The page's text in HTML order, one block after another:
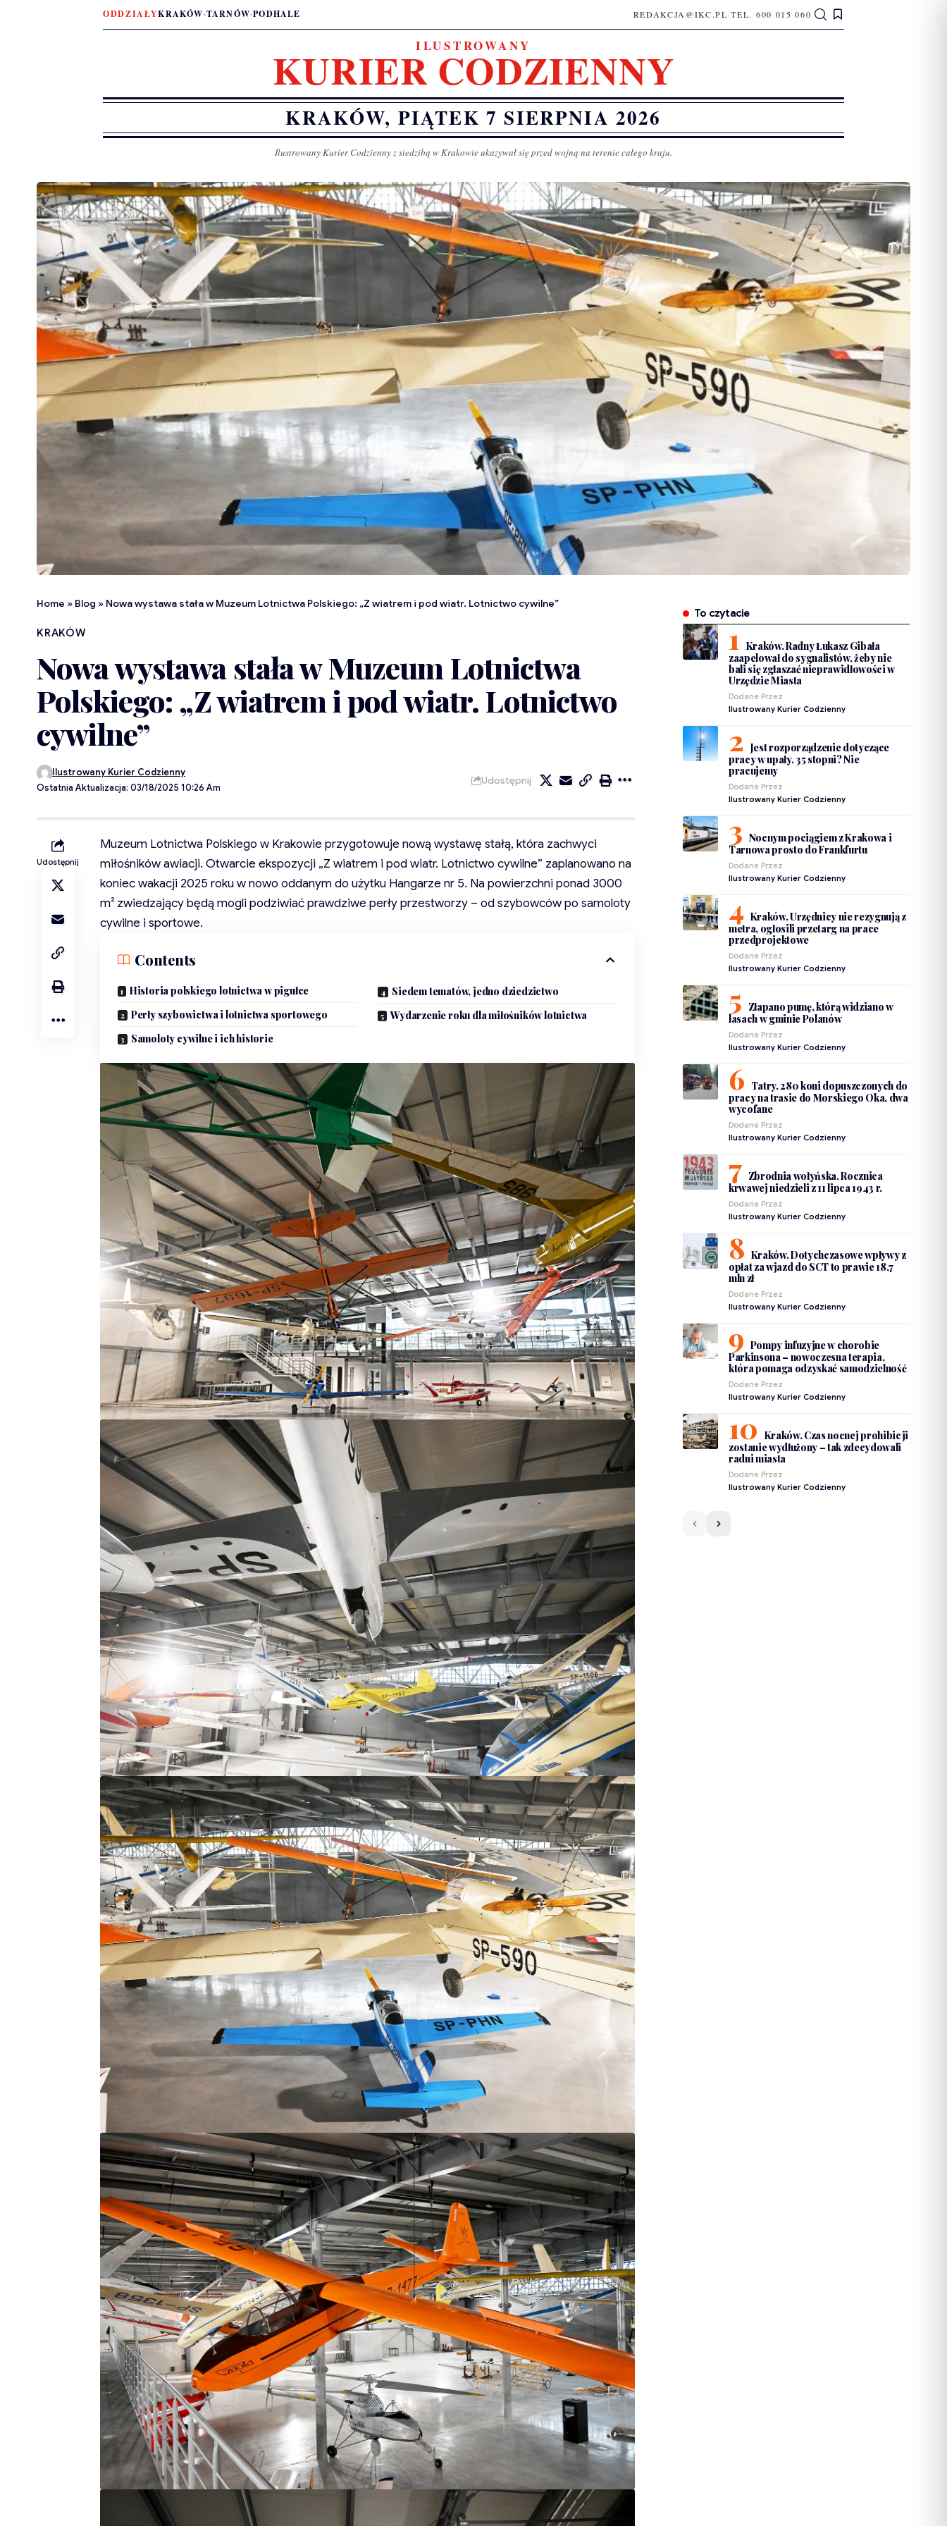
ODDZIAŁYKRAKÓW·TARNÓW·PODHALE REDAKCJA@IKC.PL·TEL. 600 015 060
ILUSTROWANY
KURIER CODZIENNY
KRAKÓW, PIĄTEK 7 SIERPNIA 2026
Ilustrowany Kurier Codzienny z siedzibą w Krakowie ukazywał się przed wojną na terenie całego kraju.
Home » Blog » Nowa wystawa stała w Muzeum Lotnictwa Polskiego: „Z wiatrem i pod wiatr. Lotnictwo cywilne”
KRAKÓW
Nowa wystawa stała w Muzeum Lotnictwa
Polskiego: „Z wiatrem i pod wiatr. Lotnictwo
cywilne”
Ostatnia Aktualizacja: 03/18/2025 10:26 Am
Ilustrowany Kurier Codzienny
Udostępnij
Udostępnij
Muzeum Lotnictwa Polskiego w Krakowie przygotowuje nową wystawę stałą, która zachwyci
miłośników awiacji. Otwarcie ekspozycji „Z wiatrem i pod wiatr. Lotnictwo cywilne” zaplanowano na
koniec wakacji 2025 roku w nowo oddanym do użytku Hangarze nr 5. Na powierzchni ponad 3000
m² zwiedzający będą mogli podziwiać prawdziwe perły przestworzy – od szybowców po samoloty
cywilne i sportowe.
Contents
Historia polskiego lotnictwa w pigułce
Perły szybowictwa i lotnictwa sportowego
Samoloty cywilne i ich historie
Siedem tematów, jedno dziedzictwo
Wydarzenie roku dla miłośników lotnictwa
To czytacie
Kraków. Radny Łukasz Gibała
zaapelował do sygnalistów, żeby nie
bali się zgłaszać nieprawidłowości w
Urzędzie Miasta
Dodane Przez
Ilustrowany Kurier Codzienny
Jest rozporządzenie dotyczące
pracy w upały. 35 stopni? Nie
pracujemy
Dodane Przez
Ilustrowany Kurier Codzienny
Nocnym pociągiem z Krakowa i
Tarnowa prosto do Frankfurtu
Dodane Przez
Ilustrowany Kurier Codzienny
Kraków. Urzędnicy nie rezygnują z
metra, ogłosili przetarg na prace
przedprojektowe
Dodane Przez
Ilustrowany Kurier Codzienny
Złapano pumę, którą widziano w
lasach w gminie Polanów
Dodane Przez
Ilustrowany Kurier Codzienny
Tatry. 280 koni dopuszczonych do
pracy na trasie do Morskiego Oka, dwa
wycofane
Dodane Przez
Ilustrowany Kurier Codzienny
Zbrodnia wołyńska. Rocznica
krwawej niedzieli z 11 lipca 1943 r.
Dodane Przez
Ilustrowany Kurier Codzienny
Kraków. Dotychczasowe wpływy z
opłat za wjazd do SCT to prawie 18,7
mln zł
Dodane Przez
Ilustrowany Kurier Codzienny
Pompy infuzyjne w chorobie
Parkinsona – nowoczesna terapia,
która pomaga odzyskać samodzielność
Dodane Przez
Ilustrowany Kurier Codzienny
Kraków. Czas nocnej prohibicji
zostanie wydłużony – tak zdecydowali
radni miasta
Dodane Przez
Ilustrowany Kurier Codzienny